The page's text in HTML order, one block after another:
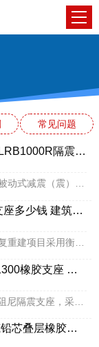
常见问题
LRB1200橡胶隔震支座 LRB1000R隔震支座源头工厂 LRB300铅芯隔震支座什么价格
建筑工程叠层橡胶隔震支座多少钱 建筑橡胶隔震支座LNR700源头工厂 建筑物橡胶隔震支座源头工厂
LNR隔震支座900 HDR1300橡胶支座 楼房建筑隔震支座厂商
隔震支座LNRD420 建筑铅芯叠层橡胶隔震支座厂家 建筑高阻尼支座生产厂家